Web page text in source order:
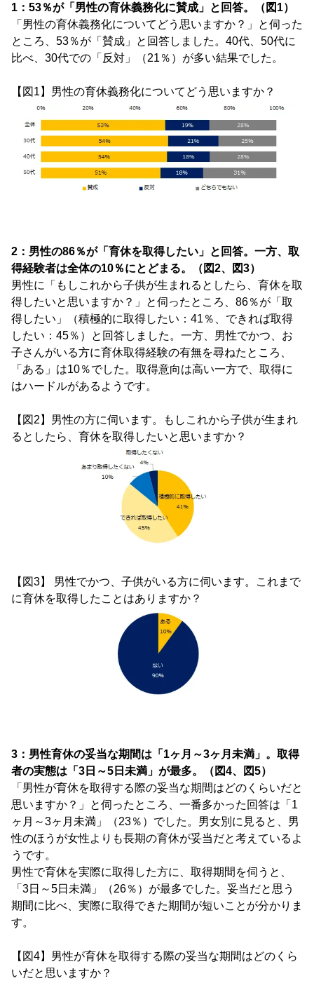
1：53％が「男性の育休義務化に賛成」と回答。（図1）
「男性の育休義務化についてどう思いますか？」と伺った
ところ、53％が「賛成」と回答しました。40代、50代に
比べ、30代での「反対」（21％）が多い結果でした。
【図1】男性の育休義務化についてどう思いますか？
2：男性の86％が「育休を取得したい」と回答。一方、取
得経験者は全体の10％にとどまる。（図2、図3）
男性に「もしこれから子供が生まれるとしたら、育休を取
得したいと思いますか？」と伺ったところ、86％が「取
得したい」（積極的に取得したい：41％、できれば取得
したい：45％）と回答しました。一方、男性でかつ、お
子さんがいる方に育休取得経験の有無を尋ねたところ、
「ある」は10％でした。取得意向は高い一方で、取得に
はハードルがあるようです。
【図2】男性の方に伺います。もしこれから子供が生まれ
るとしたら、育休を取得したいと思いますか？
【図3】 男性でかつ、子供がいる方に伺います。これまで
に育休を取得したことはありますか？
3：男性育休の妥当な期間は「1ヶ月～3ヶ月未満」。取得
者の実態は「3日～5日未満」が最多。（図4、図5）
「男性が育休を取得する際の妥当な期間はどのくらいだと
思いますか？」と伺ったところ、一番多かった回答は「1
ヶ月～3ヶ月未満」（23％）でした。男女別に見ると、男
性のほうが女性よりも長期の育休が妥当だと考えているよ
うです。
男性で育休を実際に取得した方に、取得期間を伺うと、
「3日～5日未満」（26％）が最多でした。妥当だと思う
期間に比べ、実際に取得できた期間が短いことが分かりま
す。
【図4】男性が育休を取得する際の妥当な期間はどのくら
いだと思いますか？